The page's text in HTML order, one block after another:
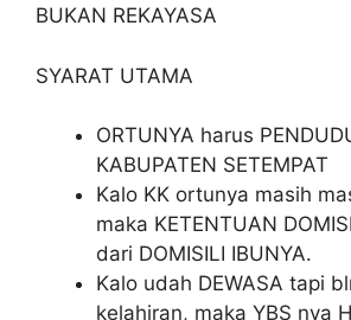
BUKAN REKAYASA
SYARAT UTAMA
ORTUNYA harus
KABUPATEN SETEMPAT
Kalo KK ortunya masih
maka KETENTUAN
dari DOMISILI IBUNYA.
Kalo udah DEWASA tapi
kelahiran, maka YBS nya